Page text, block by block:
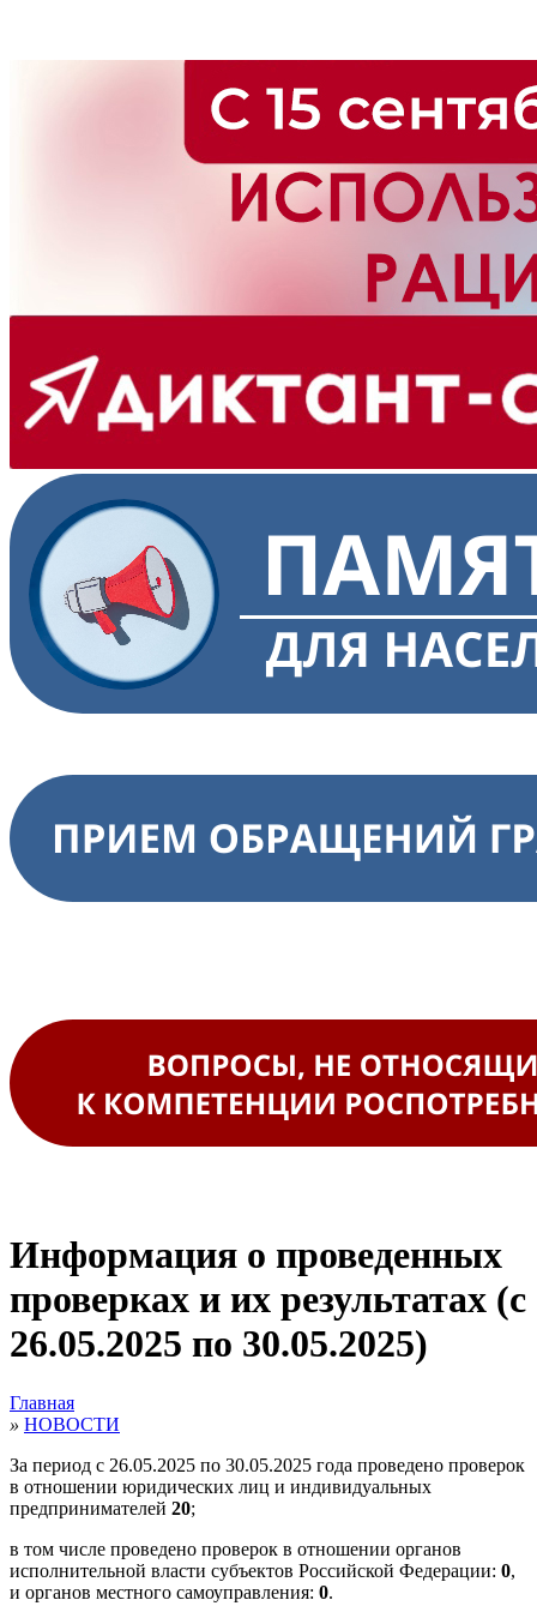
Информация о проведенных
проверках и их результатах (с
26.05.2025 по 30.05.2025)
Главная
» НОВОСТИ
За период с 26.05.2025 по 30.05.2025 года проведено проверок
в отношении юридических лиц и индивидуальных
предпринимателей 20;
в том числе проведено проверок в отношении органов
исполнительной власти субъектов Российской Федерации: 0,
и органов местного самоуправления: 0.